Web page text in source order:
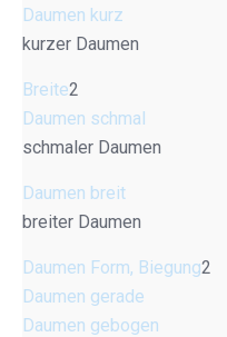
Daumen kurz
kurzer Daumen
Breite2
Daumen schmal
schmaler Daumen
Daumen breit
breiter Daumen
Daumen Form, Biegung2
Daumen gerade
Daumen gebogen